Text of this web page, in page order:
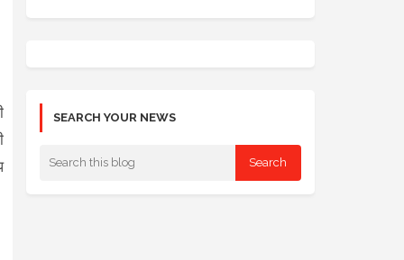
SEARCH YOUR NEWS